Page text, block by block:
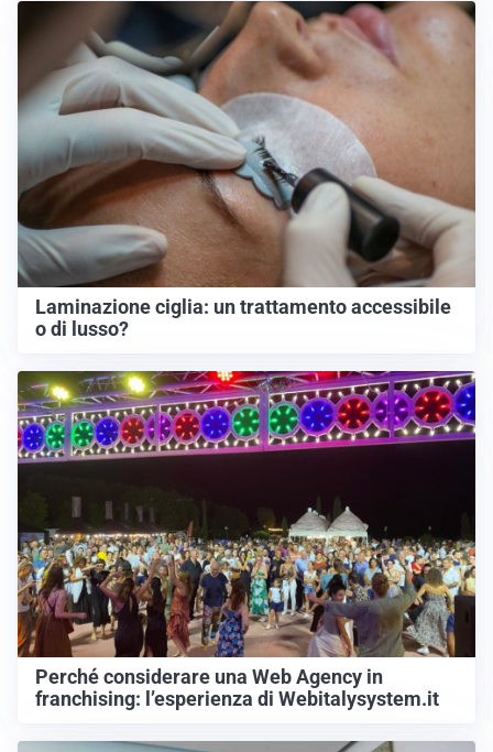
Laminazione ciglia: un trattamento accessibile
o di lusso?
Perché considerare una Web Agency in
franchising: l’esperienza di Webitalysystem.it